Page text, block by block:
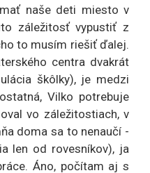
naše deti miesto v
záležitosť vypustiť z
to musím riešiť ďalej.
centra dvakrát
škôlky), je medzi
Vilko potrebuje
vo záležitostiach, v
doma sa to nenaučí -
len od rovesníkov), ja
Áno, počítam aj s